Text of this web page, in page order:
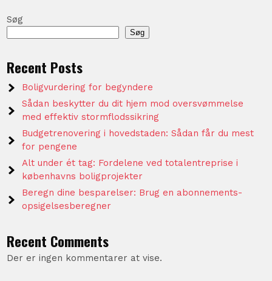
Søg
Søg
Recent Posts
Boligvurdering for begyndere
Sådan beskytter du dit hjem mod oversvømmelse
med effektiv stormflodssikring
Budgetrenovering i hovedstaden: Sådan får du mest
for pengene
Alt under ét tag: Fordelene ved totalentreprise i
københavns boligprojekter
Beregn dine besparelser: Brug en abonnements-
opsigelsesberegner
Recent Comments
Der er ingen kommentarer at vise.